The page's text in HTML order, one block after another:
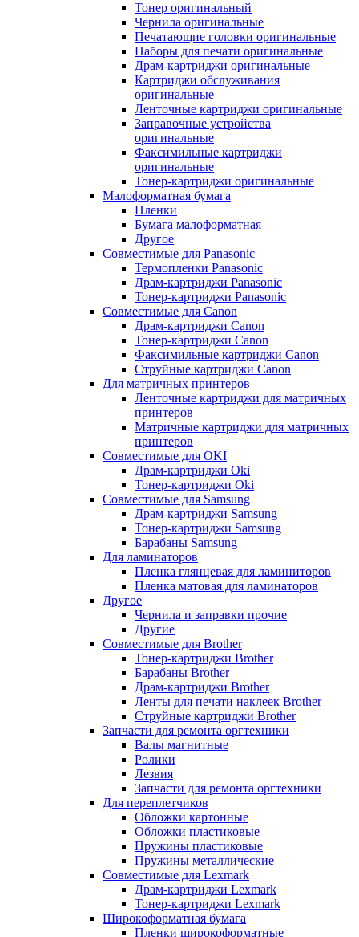
Тонер оригинальный
Чернила оригинальные
Печатающие головки оригинальные
Наборы для печати оригинальные
Драм-картриджи оригинальные
Картриджи обслуживания
оригинальные
Ленточные картриджи оригинальные
Заправочные устройства
оригинальные
Факсимильные картриджи
оригинальные
Тонер-картриджи оригинальные
Малоформатная бумага
Пленки
Бумага малоформатная
Другое
Совместимые для Panasonic
Термопленки Panasonic
Драм-картриджи Panasonic
Тонер-картриджи Panasonic
Совместимые для Canon
Драм-картриджи Canon
Тонер-картриджи Canon
Факсимильные картриджи Canon
Струйные картриджи Canon
Для матричных принтеров
Ленточные картриджи для матричных
принтеров
Матричные картриджи для матричных
принтеров
Совместимые для OKI
Драм-картриджи Oki
Тонер-картриджи Oki
Совместимые для Samsung
Драм-картриджи Samsung
Тонер-картриджи Samsung
Барабаны Samsung
Для ламинаторов
Пленка глянцевая для ламиниторов
Пленка матовая для ламинаторов
Другое
Чернила и заправки прочие
Другие
Совместимые для Brother
Тонер-картриджи Brother
Барабаны Brother
Драм-картриджи Brother
Ленты для печати наклеек Brother
Струйные картриджи Brother
Запчасти для ремонта оргтехники
Валы магнитные
Ролики
Лезвия
Запчасти для ремонта оргтехники
Для переплетчиков
Обложки картонные
Обложки пластиковые
Пружины пластиковые
Пружины металлические
Совместимые для Lexmark
Драм-картриджи Lexmark
Тонер-картриджи Lexmark
Широкоформатная бумага
Пленки широкоформатные